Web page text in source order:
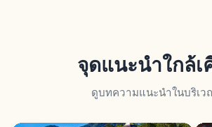
จุดแนะนำใกล้เ
ดูบทความแนะนำในบริเ